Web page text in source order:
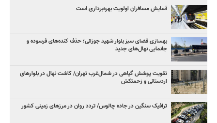
آسایش مسافران اولویت بهره‌برداری است
بهسازی فضای سبز بلوار شهید جوزانی؛ حذف کنده‌های فرسوده و
جانمایی نهال‌های جدید
تقویت پوشش گیاهی در شمال‌غرب تهران/ کاشت نهال در بلوارهای
اردستانی و زحمتکش
ترافیک سنگین در جاده چالوس/ تردد روان در مرزهای زمینی کشور